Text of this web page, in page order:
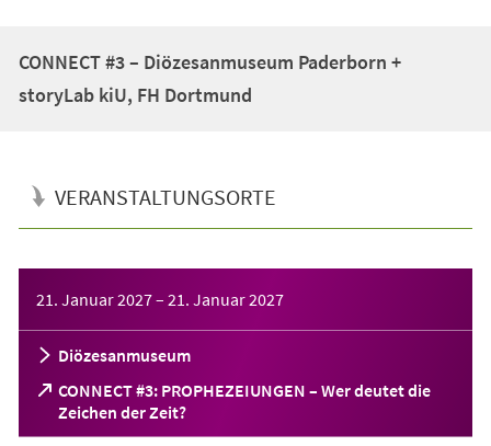
CONNECT #3 – Diözesanmuseum Paderborn +
storyLab kiU, FH Dortmund
VERANSTALTUNGSORTE
21. Januar 2027– 21. Januar 2027
Diözesanmuseum
CONNECT #3: PROPHEZEIUNGEN – Wer deutet die
Zeichen der Zeit?
(Öffnet
in